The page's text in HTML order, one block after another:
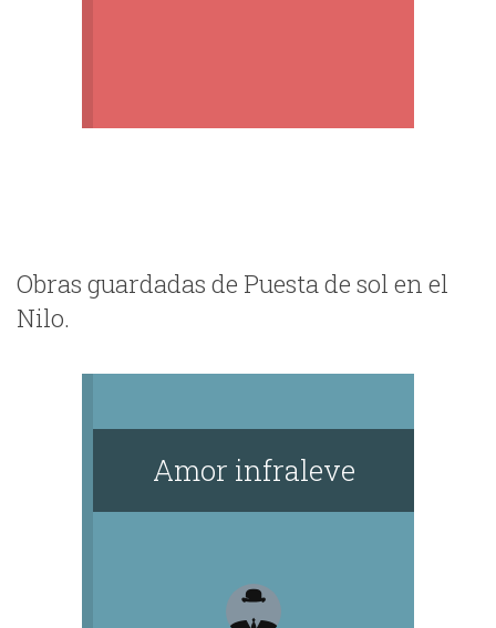
Obras guardadas de Puesta de sol en el
Nilo.
Amor infraleve